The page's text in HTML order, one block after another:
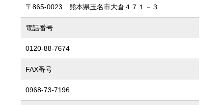
〒865-0023 熊本県玉名市大倉４７１－３
電話番号
0120-88-7674
FAX番号
0968-73-7196